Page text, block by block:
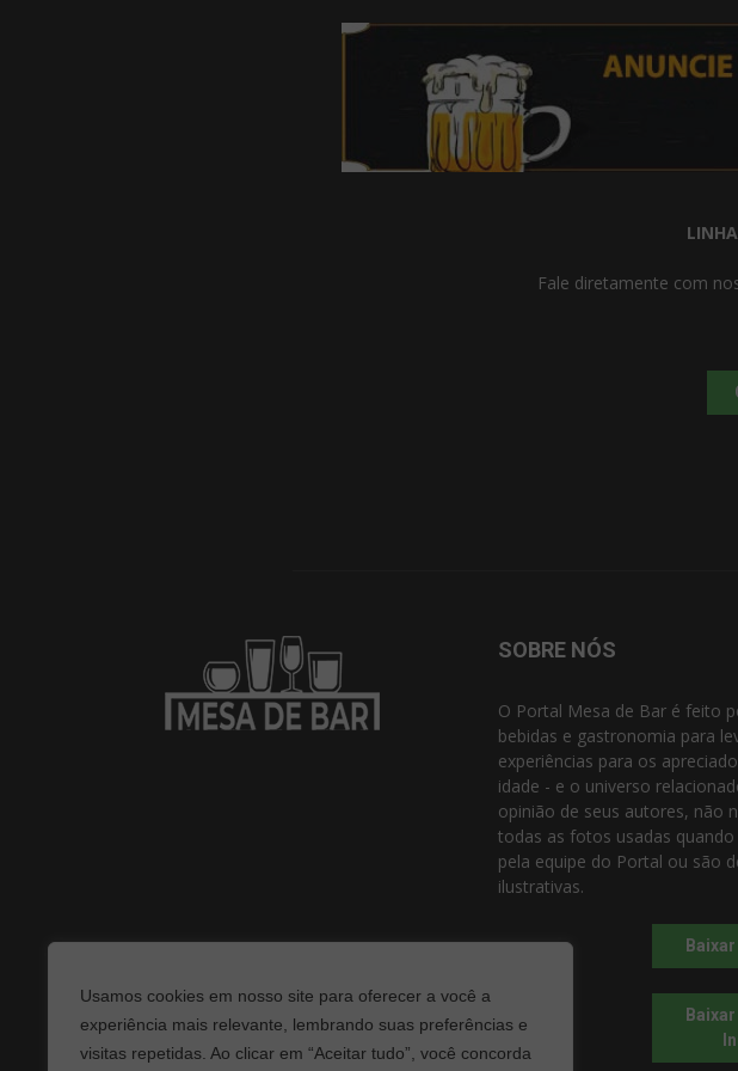
Usamos cookies em nosso site para oferecer a você a
experiência mais relevante, lembrando suas preferências e
visitas repetidas. Ao clicar em “Aceitar tudo”, você concorda
Fale diretamente com
SOBRE NÓS
O Portal Mesa de Bar é feito
bebidas e gastronomia para
experiências para os
idade - e o universo
opinião de seus autores, não
todas as fotos usadas
pela equipe do Portal ou são
ilustrativas.